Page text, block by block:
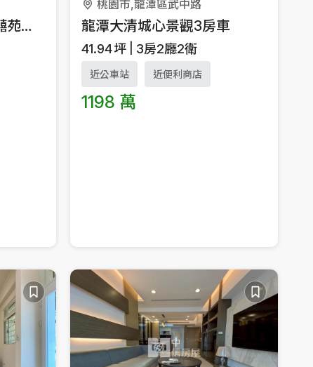
🌟 龍潭市中心｜鴻築囍苑景觀兩房車｜高樓層雙衛浴景觀宅
桃園市,龍潭區武中路
龍潭大清城心景觀3房車
41.94坪 3房2廳2衛
近公車站 近便利商店
1198 萬